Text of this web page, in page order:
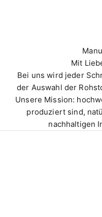
Mit
Bei uns wird jeder
der Auswahl der
Unsere Mission:
produziert sind,
nachhaltigen